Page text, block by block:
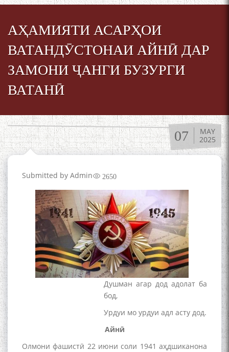
АҲАМИЯТИ АСАРҲОИ
ВАТАНДӮСТОНАИ АЙНӢ ДАР
ЗАМОНИ ҶАНГИ БУЗУРГИ
ВАТАНӢ
07
MAY
2025
Submitted by Admin 2650
Душман агар дод адолат ба
бод,
Урдуи мо урдуи адл асту дод.
Айнӣ
Олмони фашистӣ 22 июни соли 1941 аҳдшиканона